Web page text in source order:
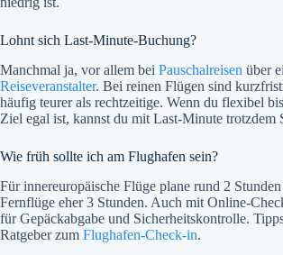
Lohnt sich Last-Minute-Buchung?
Manchmal ja, vor allem bei Pauschalreisen über
Reiseveranstalter. Bei reinen Flügen sind
häufig teurer als rechtzeitige. Wenn du flexibel
Ziel egal ist, kannst du mit Last-Minute trotzdem
Wie früh sollte ich am Flughafen sein?
Für innereuropäische Flüge plane rund 2
Fernflüge eher 3 Stunden. Auch mit Online-
für Gepäckabgabe und Sicherheitskontrolle.
Ratgeber zum Flughafen-Check-in.